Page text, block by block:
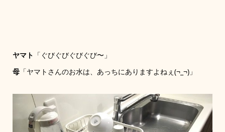
ヤマト 「ぐびぐびぐびぐび〜」
母「ヤマトさんのお水は、あっちにありますよねぇ(¬_¬)」